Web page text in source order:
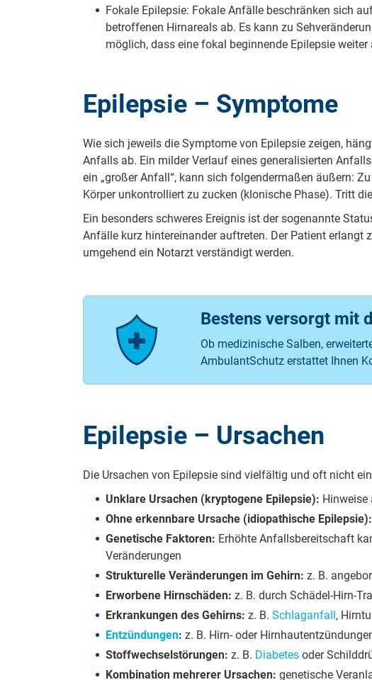
Fokale Epilepsie: Fokale Anfälle beschränken sich
betroffenen Hirnareals ab. Es kann zu
möglich, dass eine fokal beginnende Epilepsie
Epilepsie – Symptome
Wie sich jeweils die Symptome von Epilepsie zeigen,
Anfalls ab. Ein milder Verlauf eines generalisierten
ein „großer Anfall“, kann sich folgendermaßen äußern:
Körper unkontrolliert zu zucken (klonische Phase). Tritt
Ein besonders schweres Ereignis ist der sogenannte
Anfälle kurz hintereinander auftreten. Der Patient
umgehend ein Notarzt verständigt werden.
Bestens versorgt mit
Ob medizinische Salben,
AmbulantSchutz erstattet Ihnen
Epilepsie – Ursachen
Die Ursachen von Epilepsie sind vielfältig und oft nicht
Unklare Ursachen (kryptogene Epilepsie): Hinweise
Ohne erkennbare Ursache (idiopathische Epilepsie):
Genetische Faktoren: Erhöhte Anfallsbereitschaft
Veränderungen
Strukturelle Veränderungen im Gehirn: z. B.
Erworbene Hirnschäden: z. B. durch Schädel-Hirn-
Erkrankungen des Gehirns: z. B. Schlaganfall,
Entzündungen: z. B. Hirn- oder
Stoffwechselstörungen: z. B. Diabetes oder
Kombination mehrerer Ursachen: genetische